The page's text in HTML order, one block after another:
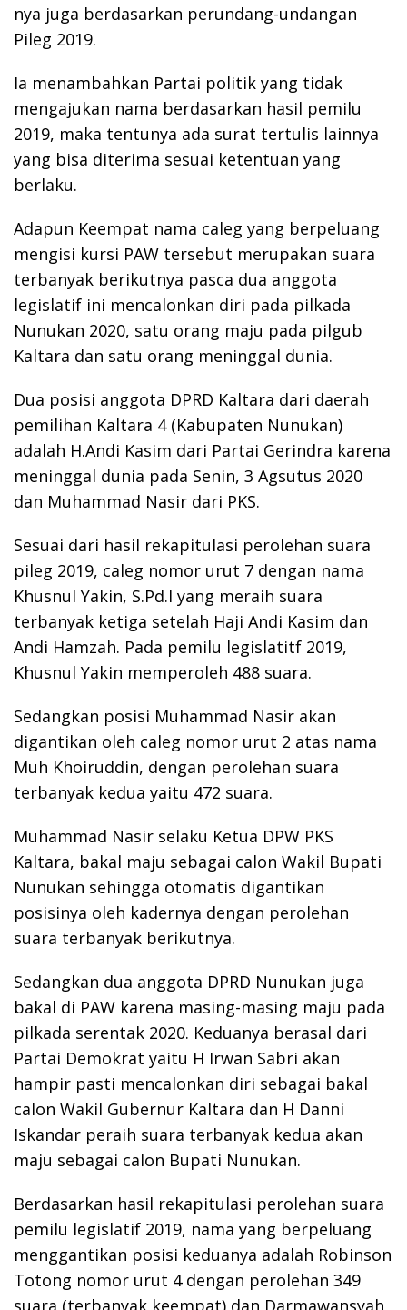
nya juga berdasarkan perundang-undangan
Pileg 2019.
Ia menambahkan Partai politik yang tidak
mengajukan nama berdasarkan hasil pemilu
2019, maka tentunya ada surat tertulis lainnya
yang bisa diterima sesuai ketentuan yang
berlaku.
Adapun Keempat nama caleg yang berpeluang
mengisi kursi PAW tersebut merupakan suara
terbanyak berikutnya pasca dua anggota
legislatif ini mencalonkan diri pada pilkada
Nunukan 2020, satu orang maju pada pilgub
Kaltara dan satu orang meninggal dunia.
Dua posisi anggota DPRD Kaltara dari daerah
pemilihan Kaltara 4 (Kabupaten Nunukan)
adalah H.Andi Kasim dari Partai Gerindra karena
meninggal dunia pada Senin, 3 Agsutus 2020
dan Muhammad Nasir dari PKS.
Sesuai dari hasil rekapitulasi perolehan suara
pileg 2019, caleg nomor urut 7 dengan nama
Khusnul Yakin, S.Pd.I yang meraih suara
terbanyak ketiga setelah Haji Andi Kasim dan
Andi Hamzah. Pada pemilu legislatitf 2019,
Khusnul Yakin memperoleh 488 suara.
Sedangkan posisi Muhammad Nasir akan
digantikan oleh caleg nomor urut 2 atas nama
Muh Khoiruddin, dengan perolehan suara
terbanyak kedua yaitu 472 suara.
Muhammad Nasir selaku Ketua DPW PKS
Kaltara, bakal maju sebagai calon Wakil Bupati
Nunukan sehingga otomatis digantikan
posisinya oleh kadernya dengan perolehan
suara terbanyak berikutnya.
Sedangkan dua anggota DPRD Nunukan juga
bakal di PAW karena masing-masing maju pada
pilkada serentak 2020. Keduanya berasal dari
Partai Demokrat yaitu H Irwan Sabri akan
hampir pasti mencalonkan diri sebagai bakal
calon Wakil Gubernur Kaltara dan H Danni
Iskandar peraih suara terbanyak kedua akan
maju sebagai calon Bupati Nunukan.
Berdasarkan hasil rekapitulasi perolehan suara
pemilu legislatif 2019, nama yang berpeluang
menggantikan posisi keduanya adalah Robinson
Totong nomor urut 4 dengan perolehan 349
suara (terbanyak keempat) dan Darmawansyah